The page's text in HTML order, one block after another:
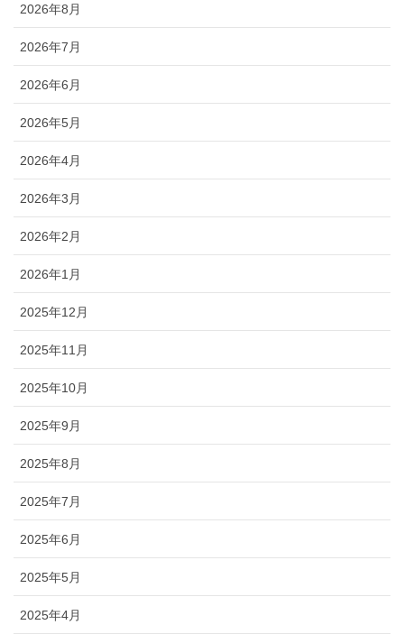
2026年8月
2026年7月
2026年6月
2026年5月
2026年4月
2026年3月
2026年2月
2026年1月
2025年12月
2025年11月
2025年10月
2025年9月
2025年8月
2025年7月
2025年6月
2025年5月
2025年4月